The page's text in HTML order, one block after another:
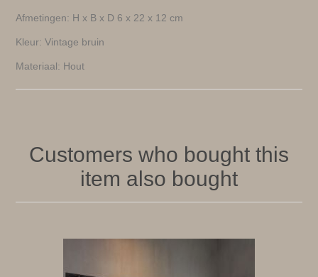
Afmetingen: H x B x D 6 x 22 x 12 cm
Kleur: Vintage bruin
Materiaal: Hout
Customers who bought this
item also bought